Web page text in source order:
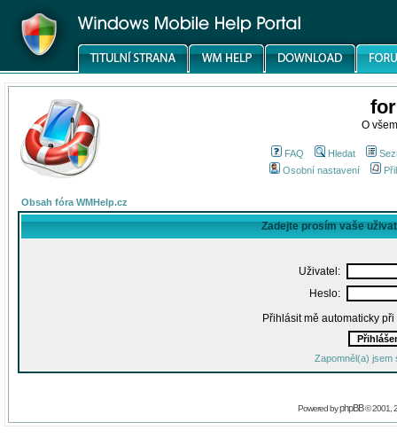
O
FAQ Hledat
Osobní nastavení
Obsah fóra WMHelp.cz
Zadejte prosím vaše
Uživatel:
Heslo:
Přihlásit mě automaticky
Zapomněl(a) jsem
Powered byphpBB© 2001,